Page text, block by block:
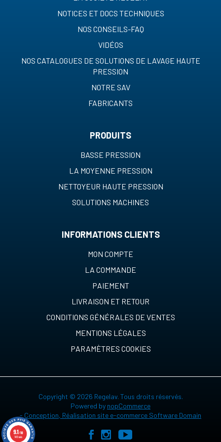
NOTICES ET DOCS TECHNIQUES
NOS CONSEILS-FAQ
VIDÉOS
NOS CATALOGUES DE SOLUTIONS DE LAVAGE HAUTE
PRESSION
NOTRE SAV
FABRICANTS
PRODUITS
BASSE PRESSION
LA MOYENNE PRESSION
NETTOYEUR HAUTE PRESSION
SOLUTIONS MACHINES
INFORMATIONS CLIENTS
MON COMPTE
LA COMMANDE
PAIEMENT
LIVRAISON ET RETOUR
CONDITIONS GÉNÉRALES DE VENTES
MENTIONS LÉGALES
PARAMÈTRES COOKIES
Copyright © 2026 Regelav. Tous droits réservés.
Powered by nopCommerce
- Conception, Réalisation site e-commerce Software Domain
9.1/10
149 avis